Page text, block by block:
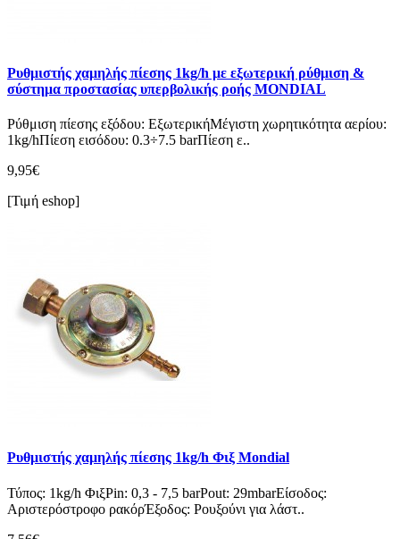
Ρυθμιστής χαμηλής πίεσης 1kg/h με εξωτερική ρύθμιση &
σύστημα προστασίας υπερβολικής ροής MONDIAL
Ρύθμιση πίεσης εξόδου: ΕξωτερικήΜέγιστη χωρητικότητα αερίου:
1kg/hΠίεση εισόδου: 0.3÷7.5 barΠίεση ε..
9,95€
[Τιμή eshop]
Ρυθμιστής χαμηλής πίεσης 1kg/h Φιξ Mondial
Τύπος: 1kg/h ΦιξPin: 0,3 - 7,5 barPout: 29mbarΕίσοδος:
Αριστερόστροφο ρακόρΈξοδος: Ρουξούνι για λάστ..